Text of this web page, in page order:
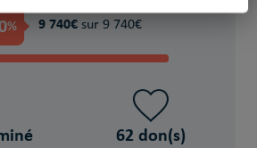
% 9 740€ sur 9 740€
62 don(s)